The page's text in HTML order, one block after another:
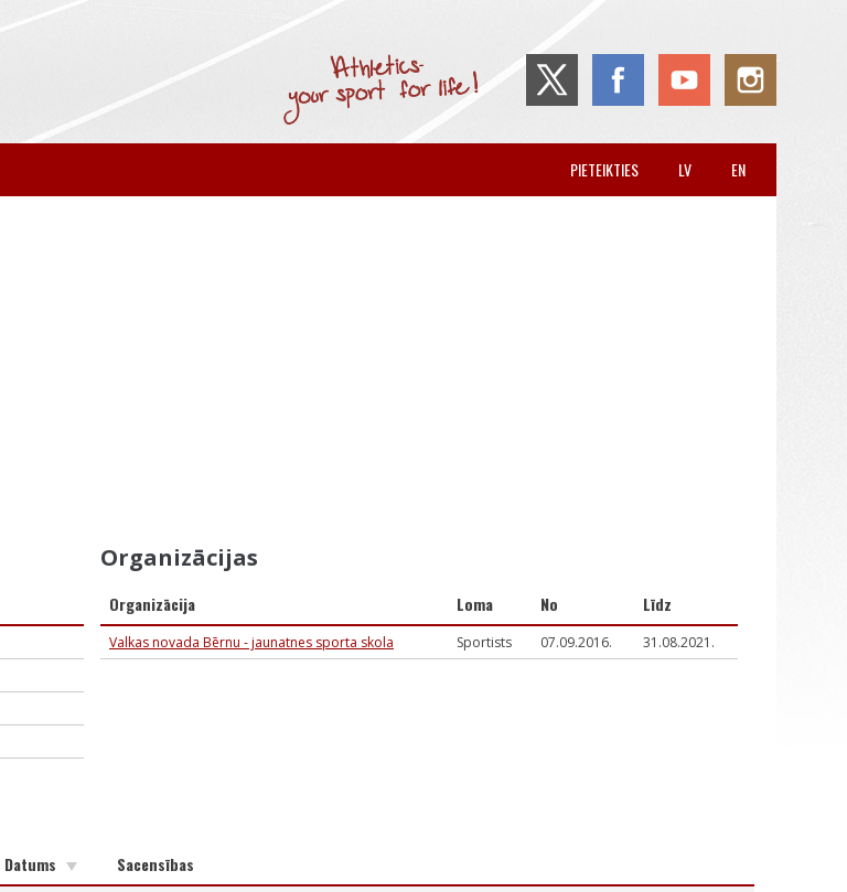
EN
LV
PIETEIKTIES
Organizācijas
Organizācija Loma No Līdz
Valkas novada Bērnu - jaunatnes sporta skola Sportists 07.09.2016. 31.08.2021.
Datums Sacensības